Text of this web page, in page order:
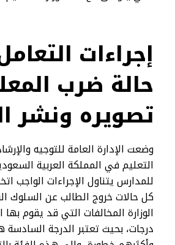
إجراءات
حالة ضرب
تصويره ونشر
وضعت الإدارة العامة للتوجيه
التعليم في المملكة العربية
للمدارس يتناول الإجراءات الواجب
كل حالات خروج الطالب عن السلوك
الوزارة المخالفات التي قد يقوم
درجات، بحيث تعتبر الدرجة